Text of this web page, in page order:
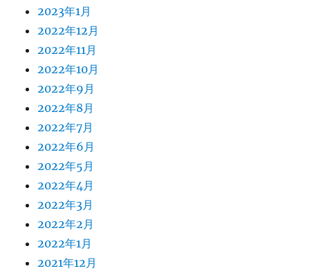
2023年1月
2022年12月
2022年11月
2022年10月
2022年9月
2022年8月
2022年7月
2022年6月
2022年5月
2022年4月
2022年3月
2022年2月
2022年1月
2021年12月